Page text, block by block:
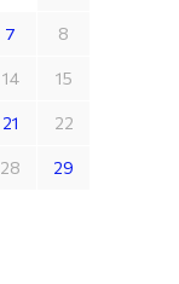
7 8
14 15
21 22
28 29